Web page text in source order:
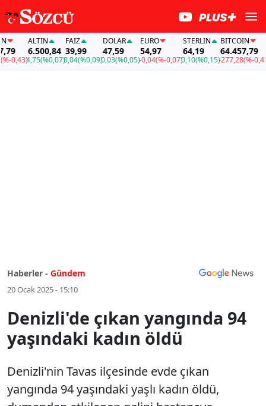
0,43)
ALTIN
6.500,84
4,75(%0,07)
FAİZ
39,99
0,04(%0,09)
DOLAR
47,59
0,03(%0,05)
EURO
54,97
-0,04(%-0,07)
STERLIN
64,19
0,10(%0,15)
BITCOIN
64.457,79
-277,28(%-0,43)
Haberler - Gündem
20 Ocak 2025 - 15:10
Denizli'de çıkan yangında 94
yaşındaki kadın öldü
Denizli'nin Tavas ilçesinde evde çıkan
yangında 94 yaşındaki yaşlı kadın öldü,